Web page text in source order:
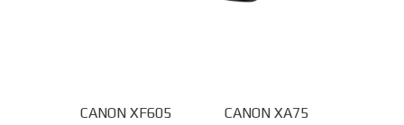
CANON XF605
CANON XA75